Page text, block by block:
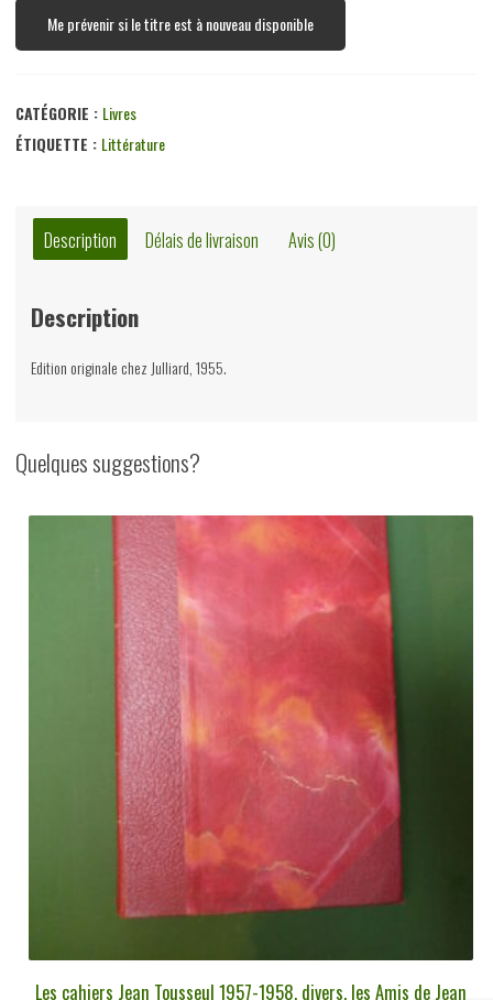
Me prévenir si le titre est à nouveau disponible
CATÉGORIE : Livres
ÉTIQUETTE : Littérature
Description Délais de livraison Avis (0)
Description
Edition originale chez Julliard, 1955.
Quelques suggestions?
Les cahiers Jean Tousseul 1957-1958, divers, les Amis de Jean